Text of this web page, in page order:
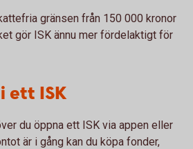
gränsen från 150 000 kronor
gör ISK ännu mer fördelaktigt för
ett ISK
du öppna ett ISK via appen eller
är i gång kan du köpa fonder,